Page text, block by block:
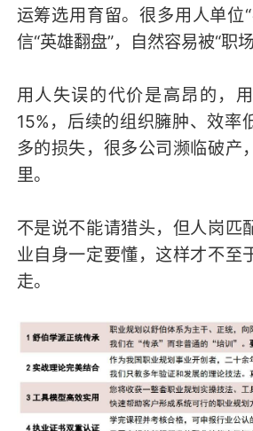
运筹选用育留。很多用人单位
信“英雄翻盘”，自然容易被“职场
用人失误的代价是高昂的，
15%，后续的组织臃肿、效率
多的损失，很多公司濒临破产
里。
不是说不能请猎头，但人岗匹
业自身一定要懂，这样才不至
走。